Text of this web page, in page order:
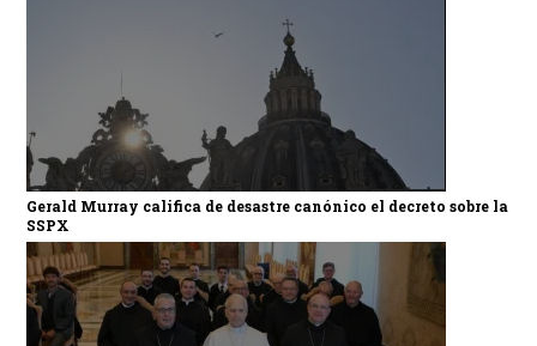
Gerald Murray califica de desastre canónico el decreto sobre la
SSPX